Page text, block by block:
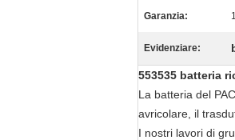
Garanzia:
Evidenziare:
553535 batteria
La batteria del
avricolare, il
I nostri lavori di